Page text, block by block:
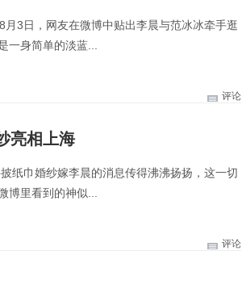
3日，网友在微博中贴出李晨与范冰冰牵手逛
一身简单的淡蓝...
评论
亮相上海
纸巾婚纱嫁李晨的消息传得沸沸扬扬，这一切
博里看到的神似...
评论